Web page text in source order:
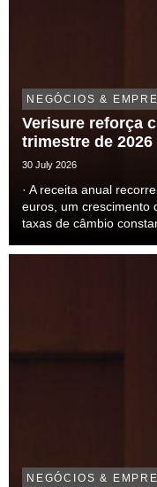
NEGÓCIOS &
Verisure reforça
trimestre de 2026
30 July 2026
· A receita anual
euros, um crescimento
taxas de câmbio
NEGÓCIOS &